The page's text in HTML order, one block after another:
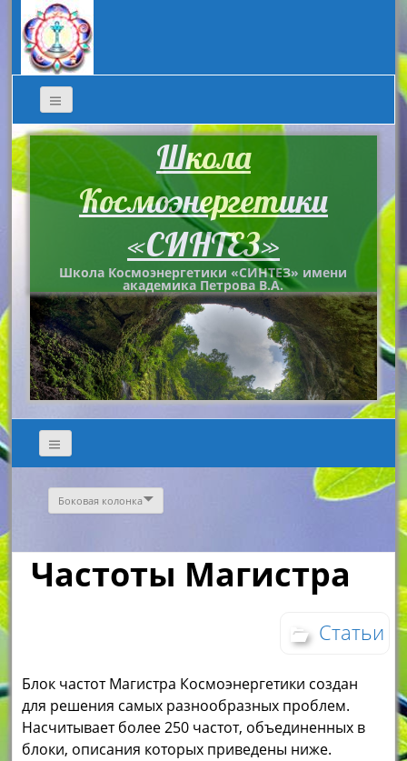
Школа
Космоэнергетики
«СИНТЕЗ»
Школа Космоэнергетики «СИНТЕЗ» имени
академика Петрова В.А.
Боковая колонка
Частоты Магистра
Статьи
Блок частот Магистра Космоэнергетики создан
для решения самых разнообразных проблем.
Насчитывает более 250 частот, объединенных в
блоки, описания которых приведены ниже.